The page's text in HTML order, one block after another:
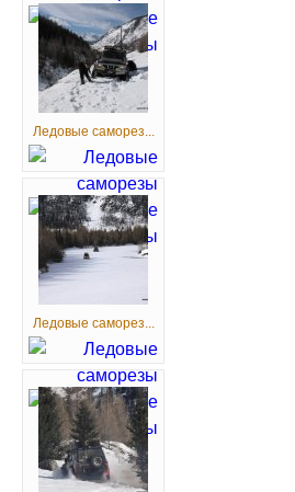
Ледовые саморез...
Ледовые саморез...